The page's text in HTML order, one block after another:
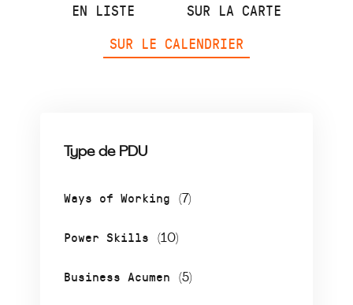
EN LISTE
SUR LA CARTE
SUR LE CALENDRIER
Type de PDU
Ways of Working (7)
Power Skills (10)
Business Acumen (5)